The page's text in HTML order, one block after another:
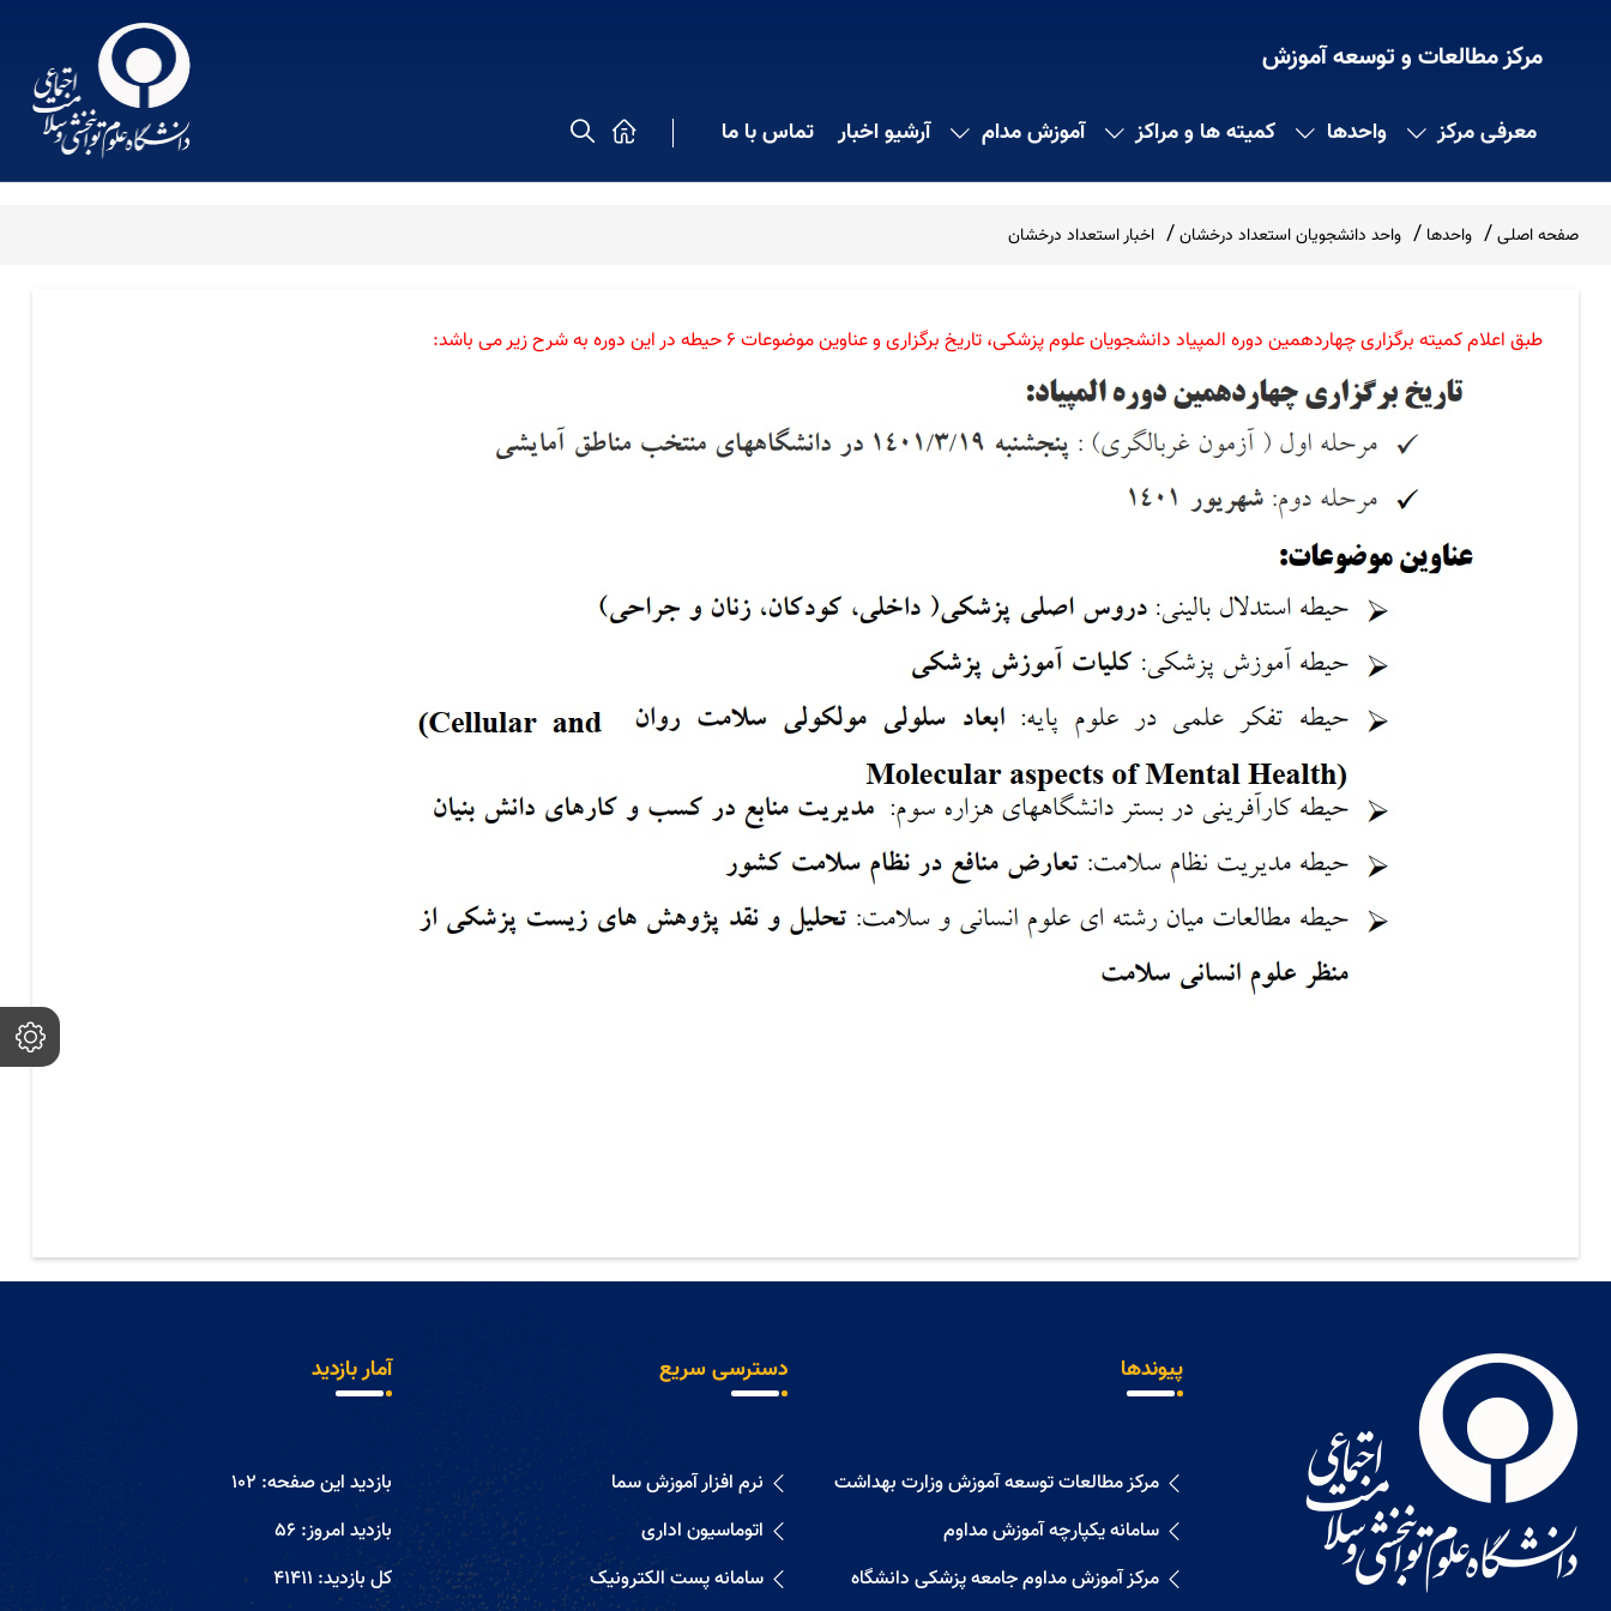
مرکز مطالعات و توسعه آموزش
معرفی مرکز واحدها کمیته ها و مراکز آموزش مدام آرشیو اخبار تماس با ما
صفحه اصلی واحدها واحد دانشجويان استعداد درخشان اخبار استعداد درخشان
طبق اعلام کمیته برگزاری چهاردهمین دوره المپیاد دانشجویان علوم پزشکی، تاریخ برگزاری و عناوین موضوعات 6 حیطه در این دوره به شرح زیر می باشد:
پیوندها
مرکز مطالعات توسعه آموزش وزارت بهداشت
سامانه یکپارچه آموزش مداوم
مرکز آموزش مداوم جامعه پزشکی دانشگاه
دسترسی سریع
نرم افزار آموزش سما
اتوماسیون اداری
سامانه پست الکترونیک
آمار بازدید
بازدید این صفحه: 102
بازدید امروز: 56
کل بازدید: 41411